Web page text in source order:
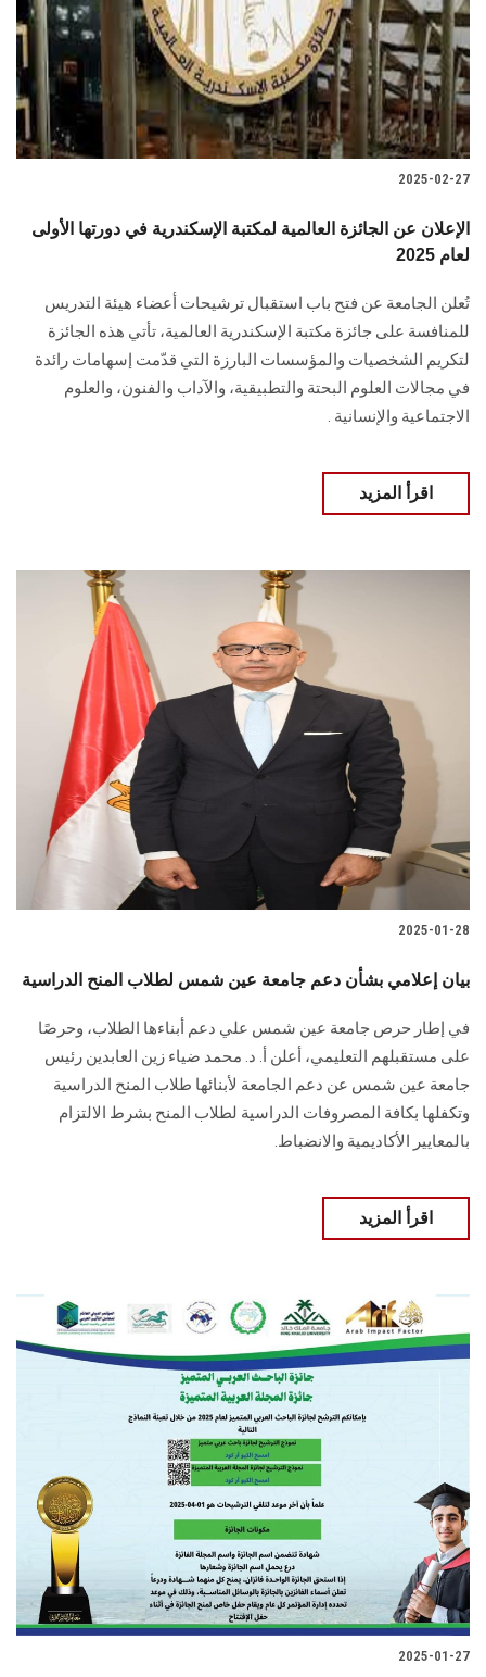
2025-02-27
الإعلان عن الجائزة العالمية لمكتبة الإسكندرية في دورتها الأولى
لعام 2025
تُعلن الجامعة عن فتح باب استقبال ترشيحات أعضاء هيئة التدريس
للمنافسة على جائزة مكتبة الإسكندرية العالمية، تأتي هذه الجائزة
لتكريم الشخصيات والمؤسسات البارزة التي قدّمت إسهامات رائدة
في مجالات العلوم البحتة والتطبيقية، والآداب والفنون، والعلوم
الاجتماعية والإنسانية .
اقرأ المزيد
2025-01-28
في إطار حرص جامعة عين شمس علي دعم أبناءها الطلاب، وحرصًا
على مستقبلهم ‏التعليمي، أعلن أ. د. محمد ضياء زين العابدين ‏رئيس
جامعة عين شمس عن دعم الجامعة لأبنائها طلاب المنح الدراسية
وتكفلها بكافة ‏المصروفات الدراسية لطلاب المنح بشرط الالتزام
بالمعايير الأكاديمية والانضباط.‏
اقرأ المزيد
2025-01-27